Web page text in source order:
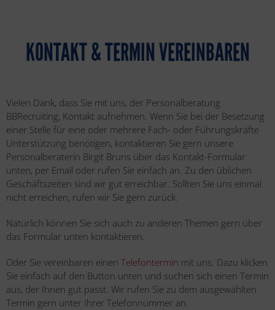
KONTAKT & TERMIN VEREINBAREN
Vielen Dank, dass Sie mit uns, der Personalberatung
BBRecruiting, Kontakt aufnehmen. Wenn Sie bei der Besetzung
einer Stelle für eine oder mehrere Fach- oder Führungskräfte
Unterstützung benötigen, kontaktieren Sie gern unsere
Personalberaterin Birgit Bruns über das Kontakt-Formular
unten, per Email oder rufen Sie einfach an. Zu den üblichen
Geschäftszeiten sind wir gut erreichbar. Sollten Sie uns einmal
nicht erreichen, rufen wir Sie gern zurück.
Natürlich können Sie sich auch zu anderen Themen gern über
das Formular unten kontaktieren.
Oder Sie vereinbaren einen Telefontermin mit uns. Dazu klicken
Sie einfach auf den Button unten und suchen sich einen Termin
aus, der Ihnen gut passt. Wir rufen Sie zu dem ausgewählten
Termin gern unter Ihrer Telefonnummer an.